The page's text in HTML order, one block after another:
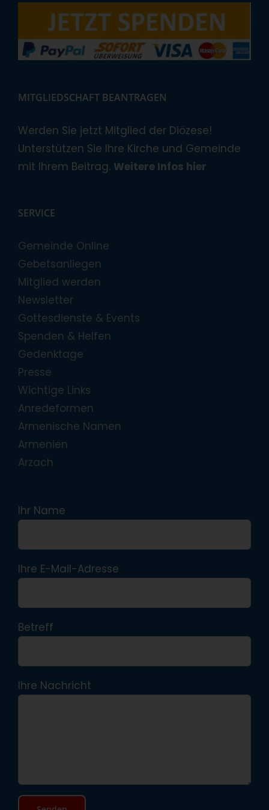
MITGLIEDSCHAFT BEANTRAGEN
Werden Sie jetzt Mitglied der Diözese!
Unterstützen Sie Ihre Kirche und Gemeinde
mit Ihrem Beitrag. Weitere Infos hier
SERVICE
Gemeinde Online
Gebetsanliegen
Mitglied werden
Newsletter
Gottesdienste & Events
Spenden & Helfen
Gedenktage
Presse
Wichtige Links
Anredeformen
Armenische Namen
Armenien
Arzach
Ihr Name
Ihre E-Mail-Adresse
Betreff
Ihre Nachricht